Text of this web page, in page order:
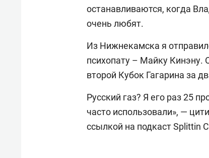
останавливаются, когда
очень любят.
Из Нижнекамска я
психопату – Майку Кинэну.
второй Кубок Гагарина за
Русский газ? Я его раз 25
часто использовали», —
ссылкой на подкаст Splittin